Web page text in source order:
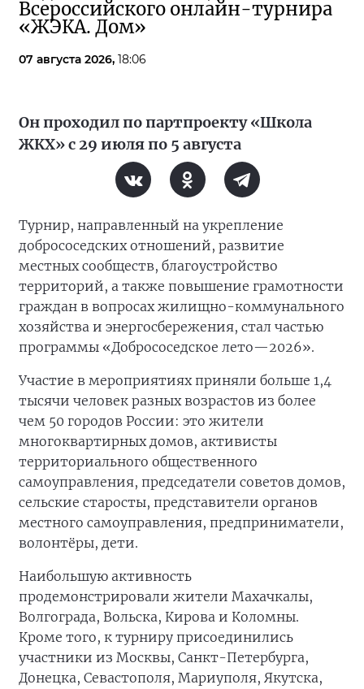
Всероссийского онлайн-турнира
«ЖЭКА. Дом»
07 августа 2026, 18:06
Он проходил по партпроекту «Школа
ЖКХ» с 29 июля по 5 августа
Турнир, направленный на укрепление
добрососедских отношений, развитие
местных сообществ, благоустройство
территорий, а также повышение грамотности
граждан в вопросах жилищно-коммунального
хозяйства и энергосбережения, стал частью
программы «Добрососедское лето—2026».
Участие в мероприятиях приняли больше 1,4
тысячи человек разных возрастов из более
чем 50 городов России: это жители
многоквартирных домов, активисты
территориального общественного
самоуправления, председатели советов домов,
сельские старосты, представители органов
местного самоуправления, предприниматели,
волонтёры, дети.
Наибольшую активность
продемонстрировали жители Махачкалы,
Волгограда, Вольска, Кирова и Коломны.
Кроме того, к турниру присоединились
участники из Москвы, Санкт-Петербурга,
Донецка, Севастополя, Мариуполя, Якутска,